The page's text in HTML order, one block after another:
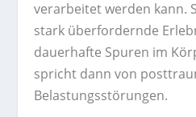
verarbeitet werden kann.
stark überfordernde
dauerhafte Spuren im
spricht dann von
Belastungsstörungen.